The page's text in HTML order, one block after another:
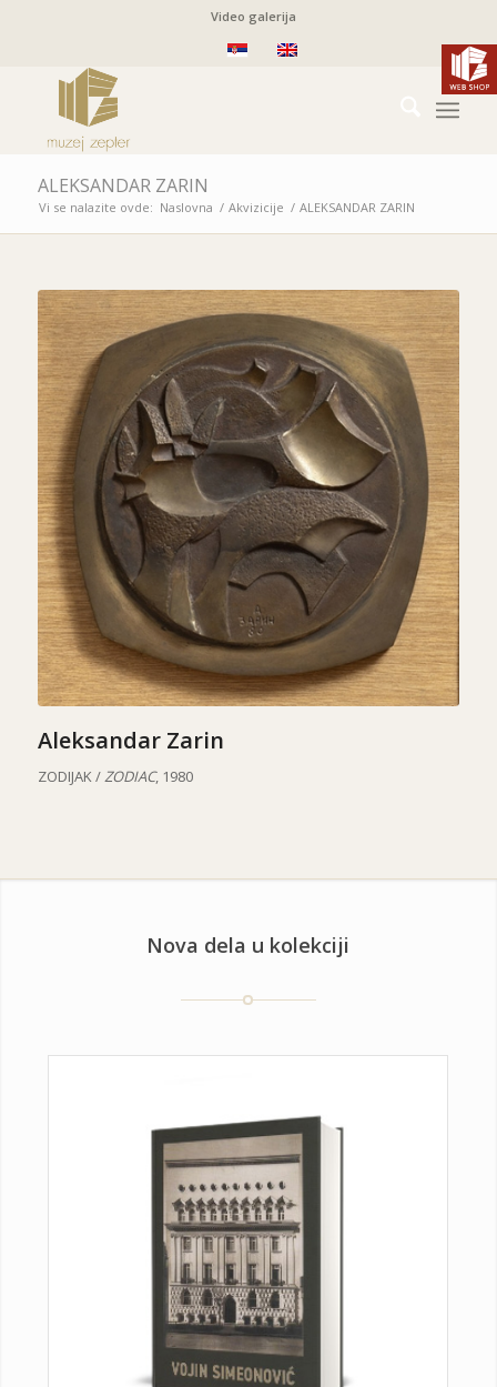
Video galerija
ALEKSANDAR ZARIN
Vi se nalazite ovde: Naslovna / Akvizicije / ALEKSANDAR ZARIN
Aleksandar Zarin
ZODIJAK /ZODIAC, 1980
Nova dela u kolekciji